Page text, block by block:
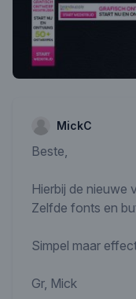
MickC
Beste,
Hierbij de nieuwe
Zelfde fonts en
Simpel maar
Gr, Mick